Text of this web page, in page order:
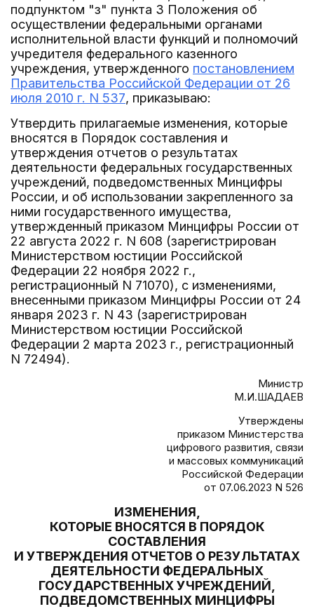
подпунктом "з" пункта 3 Положения об
осуществлении федеральными органами
исполнительной власти функций и полномочий
учредителя федерального казенного
учреждения, утвержденного постановлением
Правительства Российской Федерации от 26
июля 2010 г. N 537, приказываю:
Утвердить прилагаемые изменения, которые
вносятся в Порядок составления и
утверждения отчетов о результатах
деятельности федеральных государственных
учреждений, подведомственных Минцифры
России, и об использовании закрепленного за
ними государственного имущества,
утвержденный приказом Минцифры России от
22 августа 2022 г. N 608 (зарегистрирован
Министерством юстиции Российской
Федерации 22 ноября 2022 г.,
регистрационный N 71070), с изменениями,
внесенными приказом Минцифры России от 24
января 2023 г. N 43 (зарегистрирован
Министерством юстиции Российской
Федерации 2 марта 2023 г., регистрационный
N 72494).
Министр
М.И.ШАДАЕВ
Утверждены
приказом Министерства
цифрового развития, связи
и массовых коммуникаций
Российской Федерации
от 07.06.2023 N 526
ИЗМЕНЕНИЯ,
КОТОРЫЕ ВНОСЯТСЯ В ПОРЯДОК
СОСТАВЛЕНИЯ
И УТВЕРЖДЕНИЯ ОТЧЕТОВ О РЕЗУЛЬТАТАХ
ДЕЯТЕЛЬНОСТИ ФЕДЕРАЛЬНЫХ
ГОСУДАРСТВЕННЫХ УЧРЕЖДЕНИЙ,
ПОДВЕДОМСТВЕННЫХ МИНЦИФРЫ